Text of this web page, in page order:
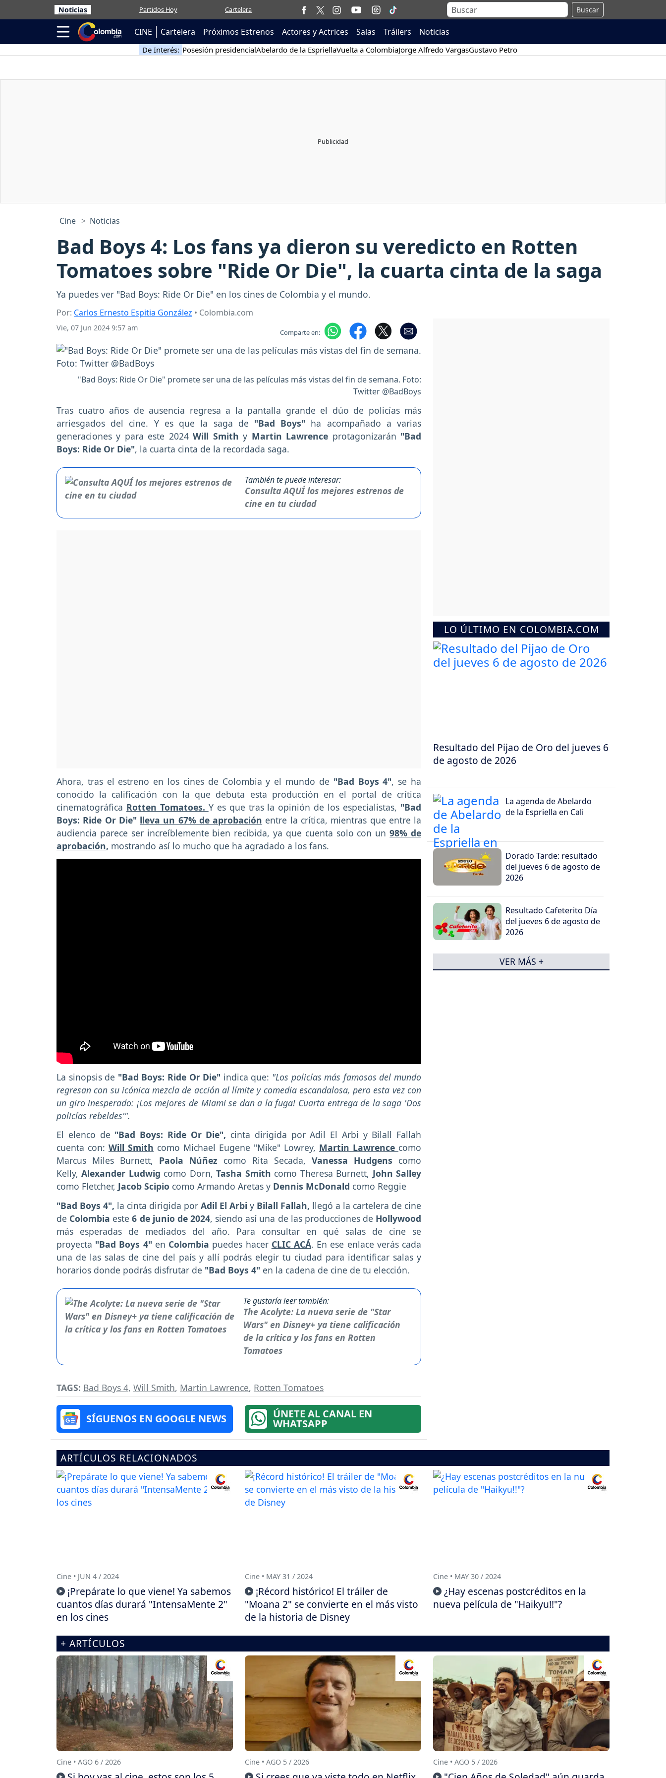
Noticias Partidos Hoy Cartelera Buscar
CINE Cartelera Próximos Estrenos Actores y Actrices Salas Tráilers Noticias
De Interés: Posesión presidencialAbelardo de la EspriellaVuelta a ColombiaJorge Alfredo VargasGustavo Petro
Cine Noticias
Bad Boys 4: Los fans ya dieron su veredicto en Rotten
Tomatoes sobre "Ride Or Die", la cuarta cinta de la saga
Ya puedes ver "Bad Boys: Ride Or Die" en los cines de Colombia y el mundo.
Por: Carlos Ernesto Espitia González • Colombia.com
Vie, 07 Jun 2024 9:57 am Comparte en:
"Bad Boys: Ride Or Die" promete ser una de las películas más vistas del fin de semana. Foto:
Twitter @BadBoys
Tras cuatro años de ausencia regresa a la pantalla grande el dúo de policías más
arriesgados del cine. Y es que la saga de "Bad Boys" ha acompañado a varias
generaciones y para este 2024Will Smith y Martin Lawrence protagonizarán "Bad
Boys: Ride Or Die", la cuarta cinta de la recordada saga.
También te puede interesar:
Consulta AQUÍ los mejores estrenos de
cine en tu ciudad
Ahora, tras el estreno en los cines de Colombia y el mundo de "Bad Boys 4", se ha
conocido la calificación con la que debuta esta producción en el portal de crítica
cinematográfica Rotten Tomatoes. Y es que tras la opinión de los especialistas, "Bad
Boys: Ride Or Die" lleva un 67% de aprobación entre la crítica, mientras que entre la
audiencia parece ser increíblemente bien recibida, ya que cuenta solo con un98% de
aprobación, mostrando así lo mucho que ha agradado a los fans.
La sinopsis de "Bad Boys: Ride Or Die" indica que: "Los policías más famosos del mundo
regresan con su icónica mezcla de acción al límite y comedia escandalosa, pero esta vez con
un giro inesperado: ¡Los mejores de Miami se dan a la fuga! Cuarta entrega de la saga 'Dos
policías rebeldes'".
El elenco de "Bad Boys: Ride Or Die", cinta dirigida por Adil El Arbi y Bilall Fallah
cuenta con: Will Smith como Michael Eugene "Mike" Lowrey, Martin Lawrence como
Marcus Miles Burnett, Paola Núñez como Rita Secada, Vanessa Hudgens como
Kelly,Alexander Ludwig como Dorn,Tasha Smith como Theresa Burnett, John Salley
como Fletcher, Jacob Scipio como Armando Aretas y Dennis McDonald como Reggie
"Bad Boys 4", la cinta dirigida por Adil El Arbi y Bilall Fallah, llegó a la cartelera de cine
de Colombia este6 de junio de 2024, siendo así una de las producciones de Hollywood
más esperadas de mediados del año. Para consultar en qué salas de cine se
proyecta "Bad Boys 4" en Colombia puedes hacer CLIC ACÁ. En ese enlace verás cada
una de las salas de cine del país y allí podrás elegir tu ciudad para identificar salas y
horarios donde podrás disfrutar de "Bad Boys 4" en la cadena de cine de tu elección.
Te gustaría leer también:
The Acolyte: La nueva serie de "Star
Wars" en Disney+ ya tiene calificación
de la crítica y los fans en Rotten
Tomatoes
TAGS: Bad Boys 4, Will Smith, Martin Lawrence, Rotten Tomatoes
SÍGUENOS EN GOOGLE NEWS ÚNETE AL CANAL EN
WHATSAPP
LO ÚLTIMO EN COLOMBIA.COM
Resultado del Pijao de Oro del jueves 6
de agosto de 2026
La agenda de Abelardo
de la Espriella en Cali
Dorado Tarde: resultado
del jueves 6 de agosto de
2026
Resultado Cafeterito Día
del jueves 6 de agosto de
2026
VER MÁS +
ARTÍCULOS RELACIONADOS
Cine • JUN 4 / 2024
¡Prepárate lo que viene! Ya sabemos
cuantos días durará "IntensaMente 2"
en los cines
Cine • MAY 31 / 2024
¡Récord histórico! El tráiler de
"Moana 2" se convierte en el más visto
de la historia de Disney
Cine • MAY 30 / 2024
¿Hay escenas postcréditos en la
nueva película de "Haikyu!!"?
+ ARTÍCULOS
Cine • AGO 6 / 2026 Cine • AGO 5 / 2026 Cine • AGO 5 / 2026